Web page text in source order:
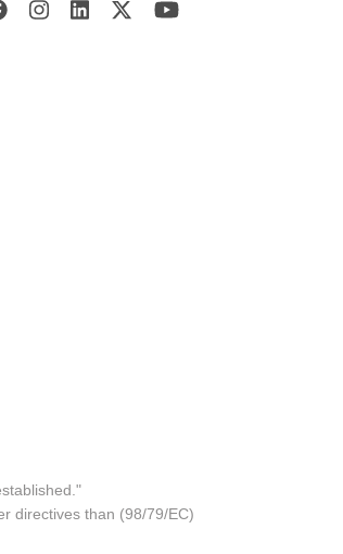
directives than (98/79/EC)